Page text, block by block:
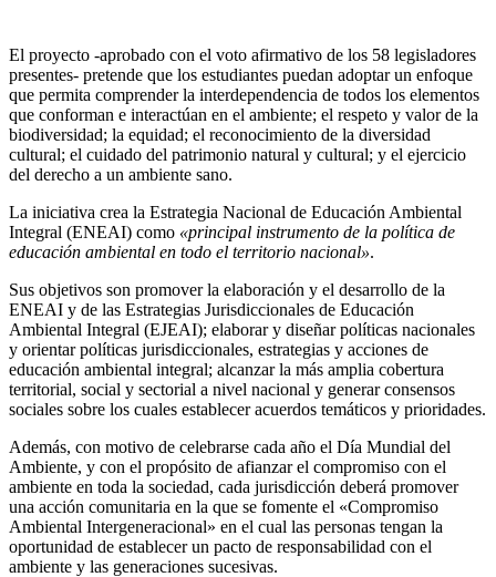
El proyecto -aprobado con el voto afirmativo de los 58 legisladores
presentes- pretende que los estudiantes puedan adoptar un enfoque
que permita comprender la interdependencia de todos los elementos
que conforman e interactúan en el ambiente; el respeto y valor de la
biodiversidad; la equidad; el reconocimiento de la diversidad
cultural; el cuidado del patrimonio natural y cultural; y el ejercicio
del derecho a un ambiente sano.
La iniciativa crea la Estrategia Nacional de Educación Ambiental
Integral (ENEAI) como «principal instrumento de la política de
educación ambiental en todo el territorio nacional».
Sus objetivos son promover la elaboración y el desarrollo de la
ENEAI y de las Estrategias Jurisdiccionales de Educación
Ambiental Integral (EJEAI); elaborar y diseñar políticas nacionales
y orientar políticas jurisdiccionales, estrategias y acciones de
educación ambiental integral; alcanzar la más amplia cobertura
territorial, social y sectorial a nivel nacional y generar consensos
sociales sobre los cuales establecer acuerdos temáticos y prioridades.
Además, con motivo de celebrarse cada año el Día Mundial del
Ambiente, y con el propósito de afianzar el compromiso con el
ambiente en toda la sociedad, cada jurisdicción deberá promover
una acción comunitaria en la que se fomente el «Compromiso
Ambiental Intergeneracional» en el cual las personas tengan la
oportunidad de establecer un pacto de responsabilidad con el
ambiente y las generaciones sucesivas.